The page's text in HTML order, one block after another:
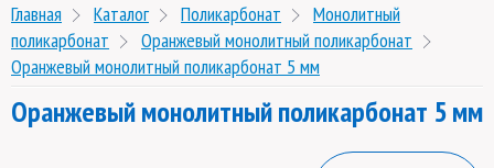
Главная Каталог Поликарбонат
Монолитный
поликарбонат
Оранжевый монолитный поликарбонат
Оранжевый монолитный поликарбонат 5 мм
Оранжевый монолитный поликарбонат 5 мм